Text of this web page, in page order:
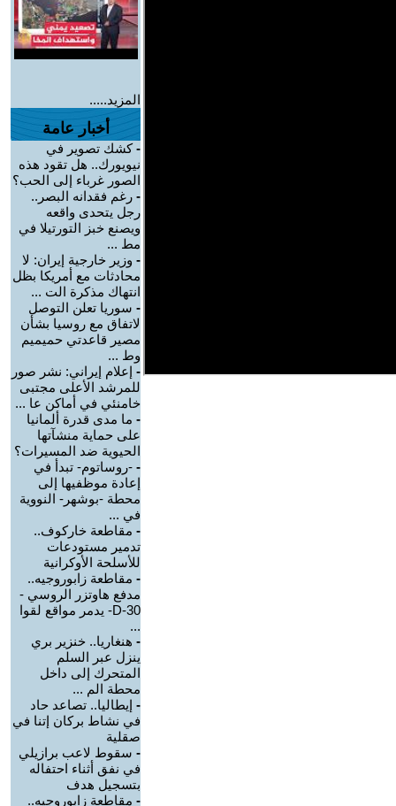
المزيد.....
أخبار عامة
-كشك تصوير في
نيويورك.. هل تقود هذه
الصور غرباء إلى الحب؟
- رغم فقدانه البصر..
رجل يتحدى واقعه
ويصنع خبز التورتيلا في
مط ...
- وزير خارجية إيران: لا
محادثات مع أمريكا بظل
انتهاك مذكرة الت ...
- سوريا تعلن التوصل
لاتفاق مع روسيا بشأن
مصير قاعدتي حميميم
وط ...
- إعلام إيراني: نشر صور
للمرشد الأعلى مجتبى
خامنئي في أماكن عا ...
- ما مدى قدرة ألمانيا
على حماية منشآتها
الحيوية ضد المسيرات؟
- -روساتوم- تبدأ في
إعادة موظفيها إلى
محطة -بوشهر- النووية
في ...
- مقاطعة خاركوف..
تدمير مستودعات
للأسلحة الأوكرانية
- مقاطعة زابوروجيه..
مدفع هاوتزر الروسي -
D-30- يدمر مواقع لقوا
...
- هنغاريا.. خنزير بري
ينزل عبر السلم
المتحرك إلى داخل
محطة الم ...
- إيطاليا.. تصاعد حاد
في نشاط بركان إتنا في
صقلية
- سقوط لاعب برازيلي
في نفق أثناء احتفاله
بتسجيل هدف
- مقاطعة زابوروجيه..